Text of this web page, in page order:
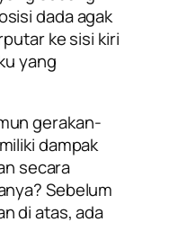
dada agak
ke sisi kiri
yang
gerakan-
dampak
secara
Sebelum
di atas, ada